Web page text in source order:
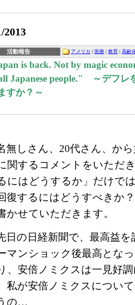
2013
活動報告 アメリカ | 医療 | 教育 | 高齢
is back. Not by magic
Japanese people." ～デフレ
すか？～
無しさん、20代さん、か
関するコメントをいただ
にはどうするか」だけで
復するにはどうすべきか
かせていただきます。
日の日経新聞で、最高益を
マンショック後最高とな
、安倍ノミクスは一見好
私が安倍ノミクスについ
の…